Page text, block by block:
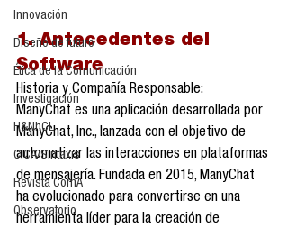
Innovación
Diseño de futuro
Ética de la Comunicación
Investigación
H&NhCL
CICA/Sintaxis
Revista ComA
Observatorio
1. Antecedentes del
Software
Historia y Compañía Responsable:
ManyChat es una aplicación desarrollada por
ManyChat, Inc., lanzada con el objetivo de
automatizar las interacciones en plataformas
de mensajería. Fundada en 2015, ManyChat
ha evolucionado para convertirse en una
herramienta líder para la creación de